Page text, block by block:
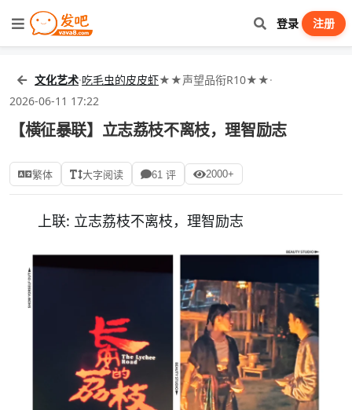
登录 注册
文化艺术·吃毛虫的皮皮虾★★声望品衔R10★★·
2026-06-11 17:22
【横征暴联】立志荔枝不离枝，理智励志
繁体 大字阅读 61 评 2000+
上联: 立志荔枝不离枝，理智励志